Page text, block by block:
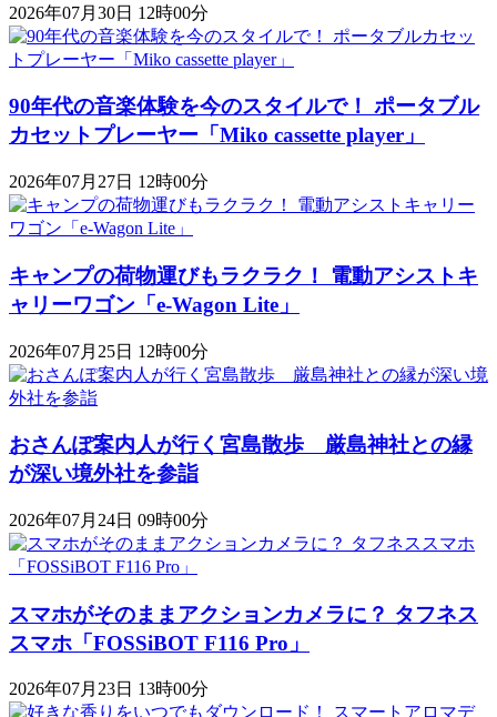
2026年07月30日 12時00分
90年代の音楽体験を今のスタイルで！ ポータブル
カセットプレーヤー「Miko cassette player」
2026年07月27日 12時00分
キャンプの荷物運びもラクラク！ 電動アシストキ
ャリーワゴン「​​e-Wagon Lite」
2026年07月25日 12時00分
おさんぽ案内人が行く宮島散歩 厳島神社との縁
が深い境外社を参詣
2026年07月24日 09時00分
スマホがそのままアクションカメラに？ タフネス
スマホ「FOSSiBOT F116 Pro」
2026年07月23日 13時00分